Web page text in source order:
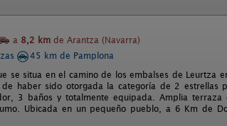
a 8,2 km de Arantza (Navarra)
45 km de Pamplona
se situa en el camino de los embalses de Leurtza
haber sido otorgada la categoría de 2 estrellas
3 baños y totalmente equipada. Amplia
Ubicada en un pequeño pueblo, a 6 Km de